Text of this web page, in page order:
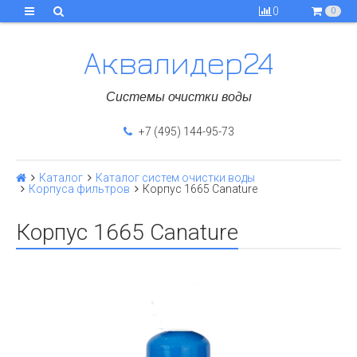
0 0
Аквалидер24
Системы очистки воды
+7 (495) 144-95-73
Каталог
Каталог систем очистки воды
Корпуса фильтров
Корпус 1665 Canature
Корпус 1665 Canature